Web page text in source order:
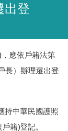
出登
應依戶籍法第
長）辦理遷出登
持中華民國護照
籍)登記。